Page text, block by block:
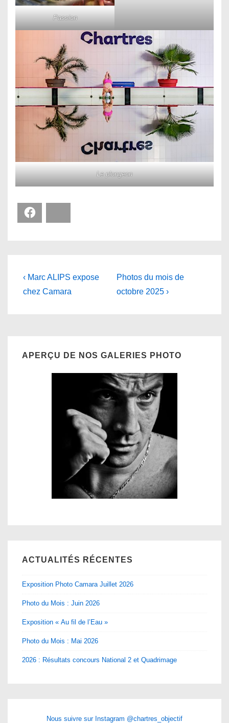
Passion
Le plongeon
Navigation
de
Previous
Post
‹ Marc ALIPS expose
chez Camara
Next
Post
Photos du mois de
octobre 2025 ›
APERÇU DE NOS GALERIES PHOTO
ACTUALITÉS RÉCENTES
Exposition Photo Camara Juillet 2026
Photo du Mois : Juin 2026
Exposition « Au fil de l’Eau »
Photo du Mois : Mai 2026
2026 : Résultats concours National 2 et Quadrimage
Nous suivre sur Instagram @chartres_objectif